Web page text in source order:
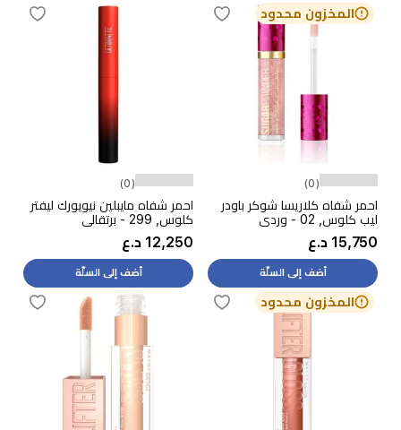
المخزون محدود
(0)
احمر شفاه كلاريسا شوكر باودر
ليب كلوس, 02 - وردي
15,750 د.ع
أضف إلى السلّة
(0)
احمر شفاه مايبلين نيويورك ليفتر
كلوس, 299 - برتقالي
12,250 د.ع
أضف إلى السلّة
المخزون محدود